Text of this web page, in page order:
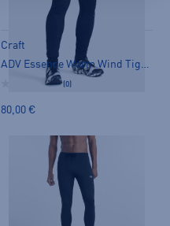
Craft
ADV Essence Warm Wind Tights 2 M - juoksutrikoot
(0)
80,00 €